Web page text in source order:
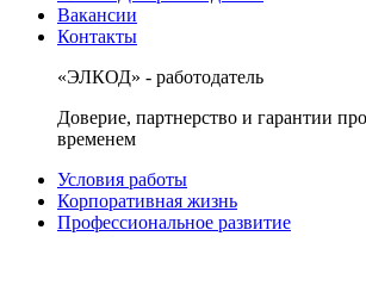
Вакансии
Контакты
«ЭЛКОД» - работодатель
Доверие, партнерство и гарантии
временем
Условия работы
Корпоративная жизнь
Профессиональное развитие